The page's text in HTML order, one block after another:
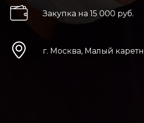
Закупка на 15 000 руб.
г. Москва, Малый